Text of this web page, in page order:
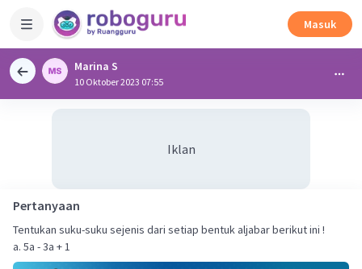
Masuk
Marina S
10 Oktober 2023 07:55
Iklan
Pertanyaan
Tentukan suku-suku sejenis dari setiap bentuk aljabar berikut ini !
a. 5a - 3a + 1